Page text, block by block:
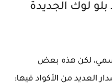
بلو لوك الجديدة
لكن هذه بعض
العديد من الأكواد فيها: